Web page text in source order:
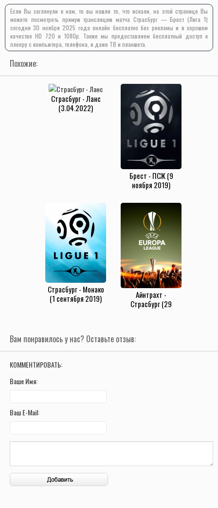
Если Вы заглянули к нам, то вы нашли то, что искали, на этой странице Вы
можете посмотреть прямую трансляцию матча Страсбург — Брест (Лига 1)
сегодня 30 ноября 2025 года онлайн бесплатно без рекламы и в хорошем
качестве HD 720 и 1080p. Также мы предоставляем бесплатный доступ к
плееру с компьютера, телефона, и даже ТВ и планшета.
Похожие:
Страсбург - Ланс
(3.04.2022)
Брест - ПСЖ (9
ноября 2019)
Страсбург - Монако
(1 сентября 2019)
Айнтрахт -
Страсбург (29
Вам понравилось у нас? Оставьте отзыв:
КОММЕНТИРОВАТЬ:
Ваше Имя:
Ваш E-Mail: